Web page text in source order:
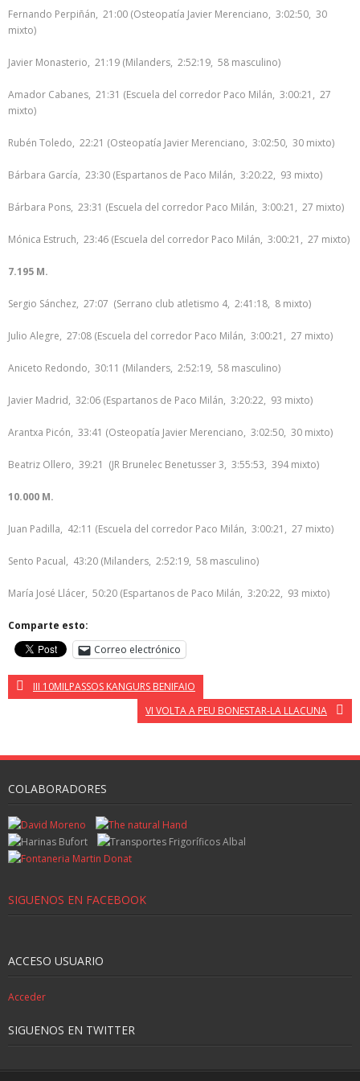
Fernando Perpiñán, 21:00 (Osteopatía Javier Merenciano, 3:02:50, 30
mixto)
Javier Monasterio, 21:19 (Milanders, 2:52:19, 58 masculino)
Amador Cabanes, 21:31 (Escuela del corredor Paco Milán, 3:00:21, 27
mixto)
Rubén Toledo, 22:21 (Osteopatía Javier Merenciano, 3:02:50, 30 mixto)
Bárbara García, 23:30 (Espartanos de Paco Milán, 3:20:22, 93 mixto)
Bárbara Pons, 23:31 (Escuela del corredor Paco Milán, 3:00:21, 27 mixto)
Mónica Estruch, 23:46 (Escuela del corredor Paco Milán, 3:00:21, 27 mixto)
7.195 M.
Sergio Sánchez, 27:07 (Serrano club atletismo 4, 2:41:18, 8 mixto)
Julio Alegre, 27:08 (Escuela del corredor Paco Milán, 3:00:21, 27 mixto)
Aniceto Redondo, 30:11 (Milanders, 2:52:19, 58 masculino)
Javier Madrid, 32:06 (Espartanos de Paco Milán, 3:20:22, 93 mixto)
Arantxa Picón, 33:41 (Osteopatía Javier Merenciano, 3:02:50, 30 mixto)
Beatriz Ollero, 39:21 (JR Brunelec Benetusser 3, 3:55:53, 394 mixto)
10.000 M.
Juan Padilla, 42:11 (Escuela del corredor Paco Milán, 3:00:21, 27 mixto)
Sento Pacual, 43:20 (Milanders, 2:52:19, 58 masculino)
María José Llácer, 50:20 (Espartanos de Paco Milán, 3:20:22, 93 mixto)
Comparte esto:
Correo electrónico
III 10MILPASSOS KANGURS BENIFAIO
VI VOLTA A PEU BONESTAR-LA LLACUNA
COLABORADORES
SIGUENOS EN FACEBOOK
ACCESO USUARIO
Acceder
SIGUENOS EN TWITTER